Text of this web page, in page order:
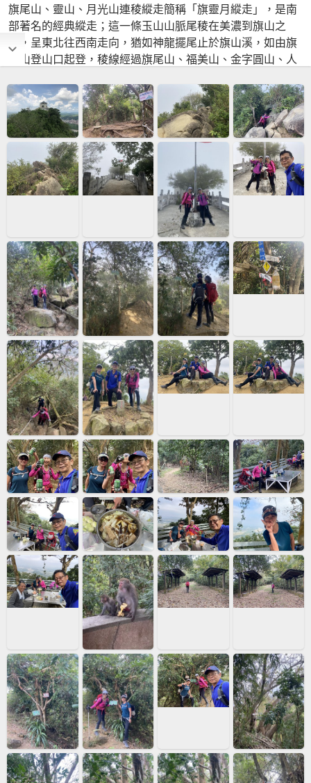
旗尾山、靈山、月光山連稜縱走簡稱「旗靈月縱走」，是南
部著名的經典縱走；這一條玉山山脈尾稜在美濃到旗山之
間，呈東北往西南走向，猶如神龍擺尾止於旗山溪，如由旗
尾山登山口起登，稜線經過旗尾山、福美山、金字圓山、人
的天際線，雖是一條低海拔的稜線，但山勢起伏陡峭，途中
會穿越如龍脊般的瘦稜、危崖、峭壁、巨石、盤根、陡坡，
一路精彩刺激，絕無冷場。